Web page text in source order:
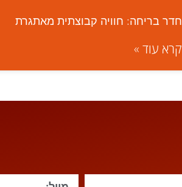
חדר בריחה: חוויה קבוצתית מאתגרת
קרא עוד »